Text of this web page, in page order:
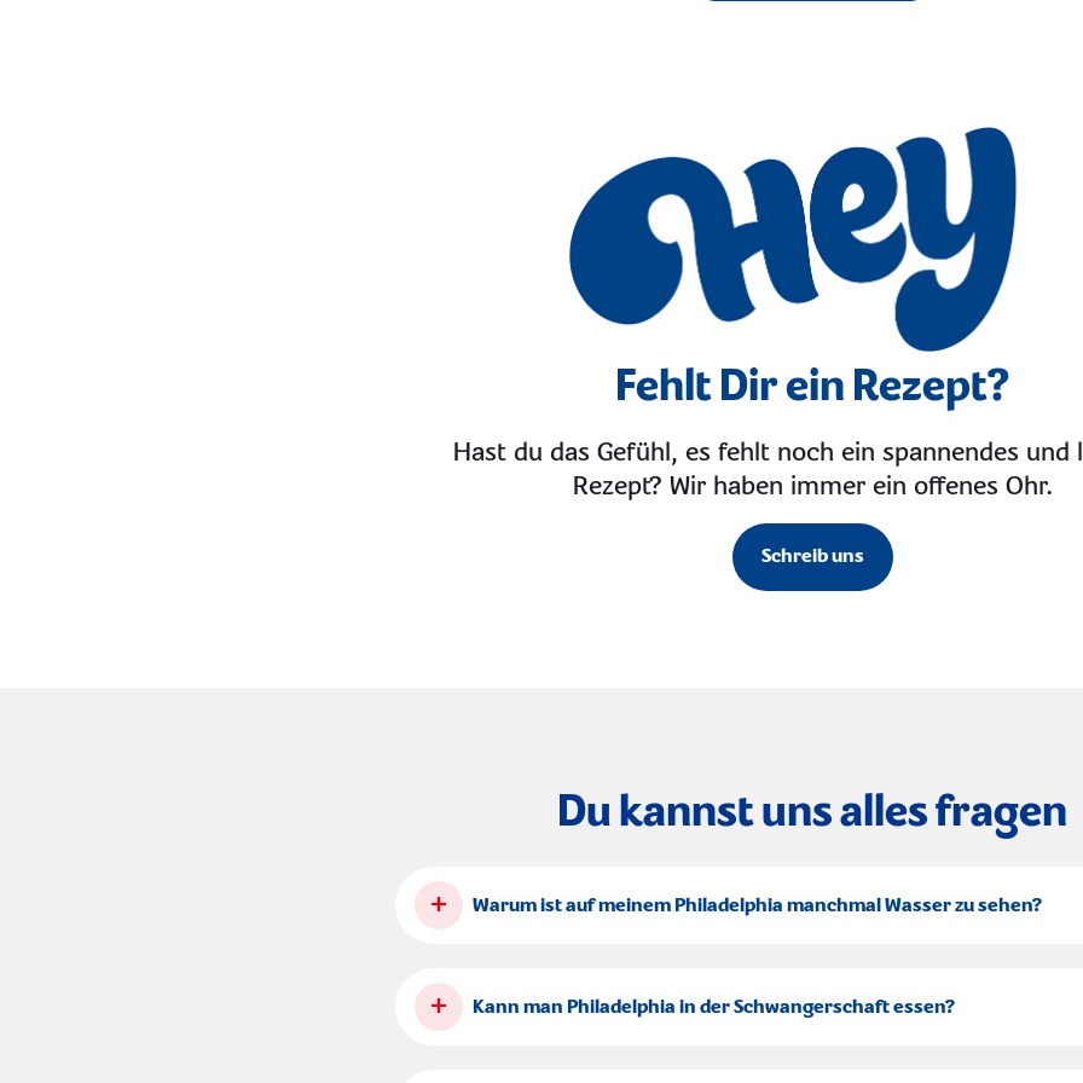
Fehlt Dir ein Rezept?
Hast du das Gefühl, es fehlt noch ein spannendes und
Rezept? Wir haben immer ein offenes Ohr.
Schreib uns
Du kannst uns alles fragen
+ Warum ist auf meinem Philadelphia manchmal Wasser zu sehen?
+ Kann man Philadelphia in der Schwangerschaft essen?